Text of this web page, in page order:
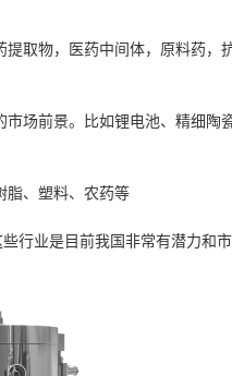
取物，医药中间体，原料药，
场前景。比如锂电池、精细陶
脂、塑料、农药等
业是目前我国非常有潜力和